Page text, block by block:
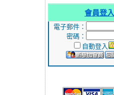
會員登入
電子郵件：
密碼：
自動登入